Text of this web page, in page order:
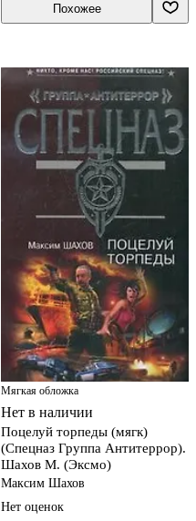
Похожее
Мягкая обложка
Нет в наличии
Поцелуй торпеды (мягк)
(Спецназ Группа Антитеррор).
Шахов М. (Эксмо)
Максим Шахов
Нет оценок